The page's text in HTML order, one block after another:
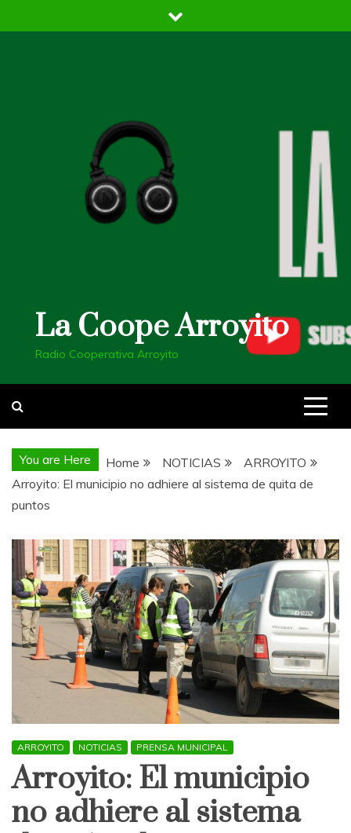
to
La Coope Arroyito
Radio Cooperativa Arroyito
You are Here Home NOTICIAS
ARROYITO
Arroyito: El municipio no adhiere al sistema de quita de
puntos
ARROYITO NOTICIAS PRENSA MUNICIPAL
Arroyito: El municipio
no adhiere al sistema